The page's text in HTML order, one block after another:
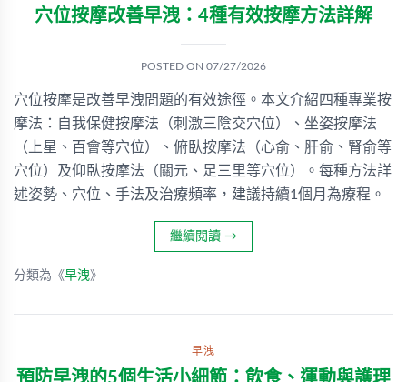
穴位按摩改善早洩：4種有效按摩方法詳解
POSTED ON 07/27/2026
穴位按摩是改善早洩問題的有效途徑。本文介紹四種專業按
摩法：自我保健按摩法（刺激三陰交穴位）、坐姿按摩法
（上星、百會等穴位）、俯臥按摩法（心俞、肝俞、腎俞等
穴位）及仰臥按摩法（關元、足三里等穴位）。每種方法詳
述姿勢、穴位、手法及治療頻率，建議持續1個月為療程。
繼續閱讀 →
分類為《早洩》
早洩
預防早洩的5個生活小細節：飲食、運動與護理